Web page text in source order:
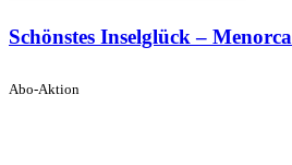
Schönstes Inselglück – Menorca
Abo-Aktion